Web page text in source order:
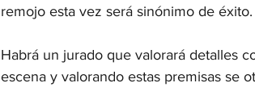
remojo esta vez será sinónimo de éxito.
Habrá un jurado que valorará detalles
escena y valorando estas premisas se